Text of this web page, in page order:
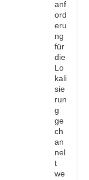
anf
ord
eru
ng
für
die
Lo
kali
sie
run
g
ge
ch
an
nel
t
we